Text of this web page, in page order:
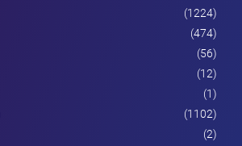
(1224)
(474)
(56)
(12)
(1)
(1102)
(2)